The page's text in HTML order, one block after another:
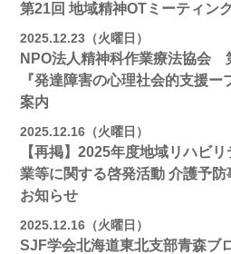
第21回 地域精神OTミーティン
2025.12.23（火曜日）
NPO法人精神科作業療法協会
『発達障害の心理社会的支援
案内
2025.12.16（火曜日）
【再掲】2025年度地域リハビ
業等に関する啓発活動 介護予
お知らせ
2025.12.16（火曜日）
SJF学会北海道東北支部⻘森ブ